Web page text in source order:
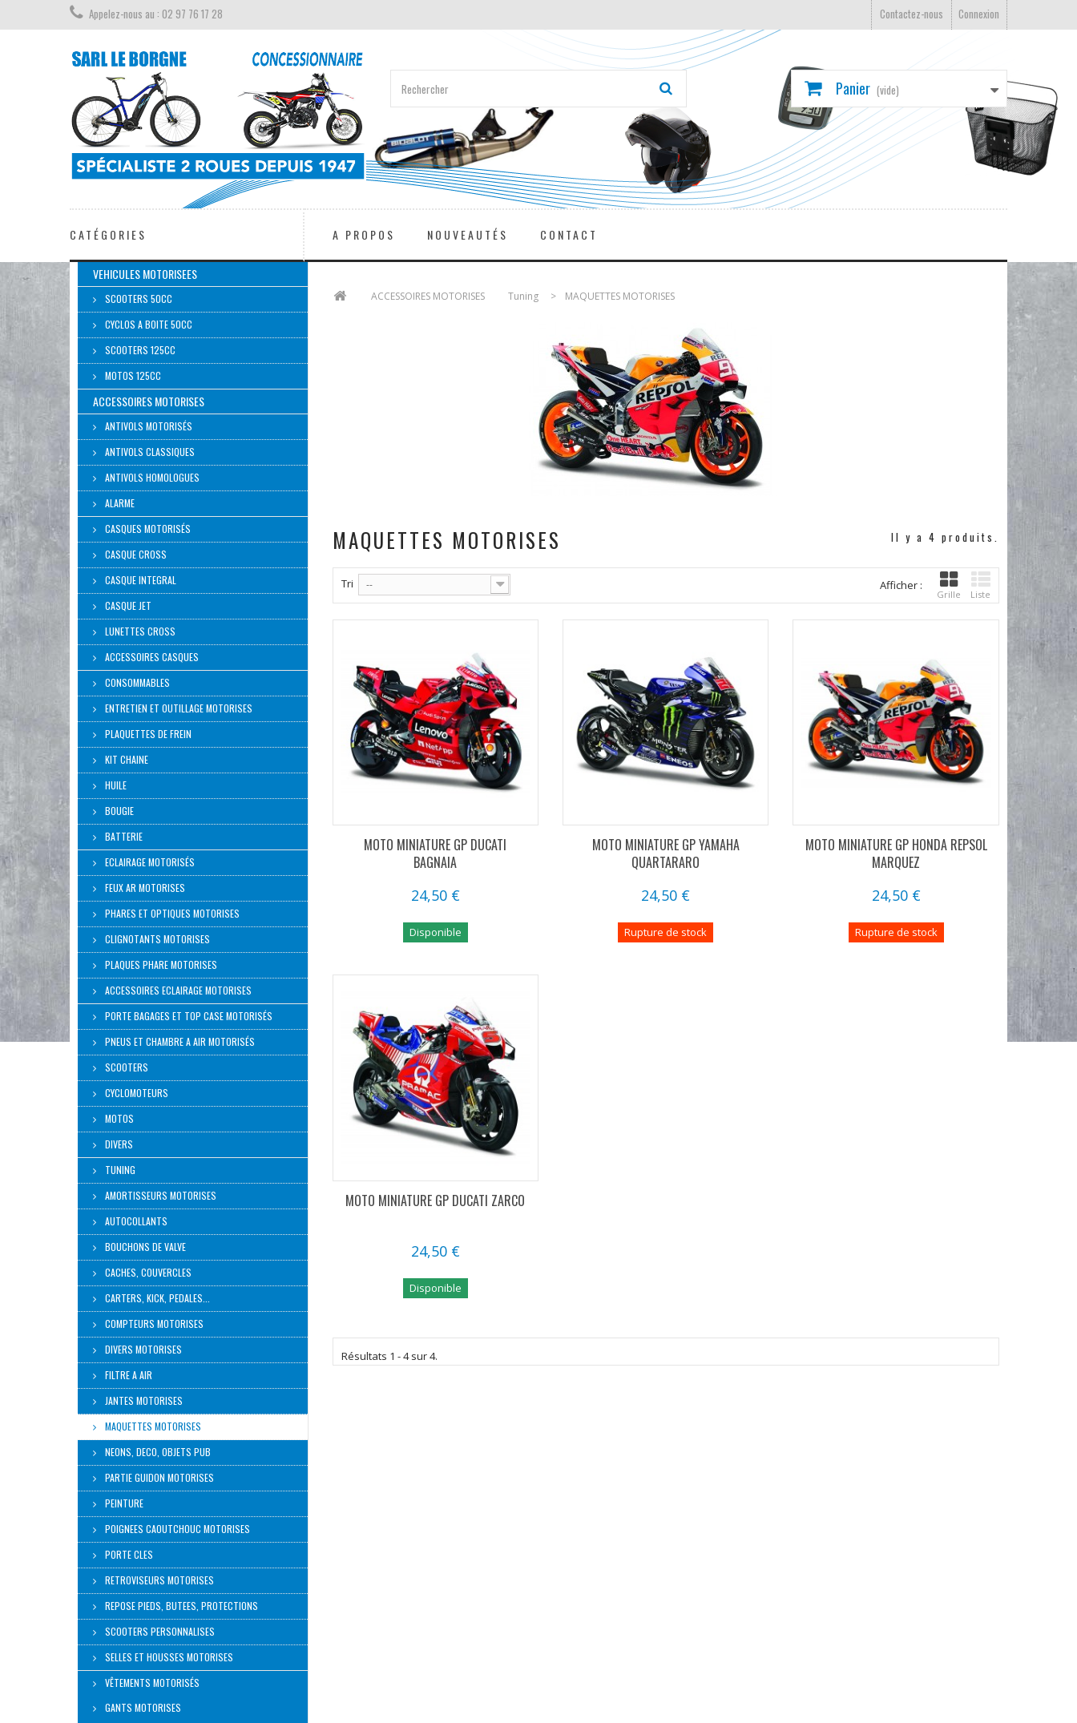
Connexion
Contactez-nous
Appelez-nous au : 02 97 76 17 28
Panier (vide)
CATÉGORIES A PROPOS NOUVEAUTÉS CONTACT
VEHICULES MOTORISEES
SCOOTERS 50CC
CYCLOS A BOITE 50CC
SCOOTERS 125CC
MOTOS 125CC
ACCESSOIRES MOTORISES
ANTIVOLS MOTORISÉS
ANTIVOLS CLASSIQUES
ANTIVOLS HOMOLOGUES
ALARME
CASQUES MOTORISÉS
CASQUE CROSS
CASQUE INTEGRAL
CASQUE JET
LUNETTES CROSS
ACCESSOIRES CASQUES
CONSOMMABLES
ENTRETIEN ET OUTILLAGE MOTORISES
PLAQUETTES DE FREIN
KIT CHAINE
HUILE
BOUGIE
BATTERIE
ECLAIRAGE MOTORISÉS
FEUX AR MOTORISES
PHARES ET OPTIQUES MOTORISES
CLIGNOTANTS MOTORISES
PLAQUES PHARE MOTORISES
ACCESSOIRES ECLAIRAGE MOTORISES
PORTE BAGAGES ET TOP CASE MOTORISÉS
PNEUS ET CHAMBRE A AIR MOTORISÉS
SCOOTERS
CYCLOMOTEURS
MOTOS
DIVERS
TUNING
AMORTISSEURS MOTORISES
AUTOCOLLANTS
BOUCHONS DE VALVE
CACHES, COUVERCLES
CARTERS, KICK, PEDALES...
COMPTEURS MOTORISES
DIVERS MOTORISES
FILTRE A AIR
JANTES MOTORISES
MAQUETTES MOTORISES
NEONS, DECO, OBJETS PUB
PARTIE GUIDON MOTORISES
PEINTURE
POIGNEES CAOUTCHOUC MOTORISES
PORTE CLES
RETROVISEURS MOTORISES
REPOSE PIEDS, BUTEES, PROTECTIONS
SCOOTERS PERSONNALISES
SELLES ET HOUSSES MOTORISES
VÊTEMENTS MOTORISÉS
GANTS MOTORISES
ACCESSOIRES MOTORISES Tuning > MAQUETTES MOTORISES
MAQUETTES MOTORISES Il y a 4 produits.
Afficher :
Grille Liste
Tri --
MOTO MINIATURE GP DUCATI
BAGNAIA
24,50 €
Disponible
MOTO MINIATURE GP YAMAHA
QUARTARARO
24,50 €
Rupture de stock
MOTO MINIATURE GP HONDA REPSOL
MARQUEZ
24,50 €
Rupture de stock
MOTO MINIATURE GP DUCATI ZARCO
24,50 €
Disponible
Résultats 1 - 4 sur 4.